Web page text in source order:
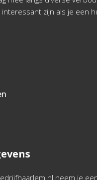
zijn als je een
neem je